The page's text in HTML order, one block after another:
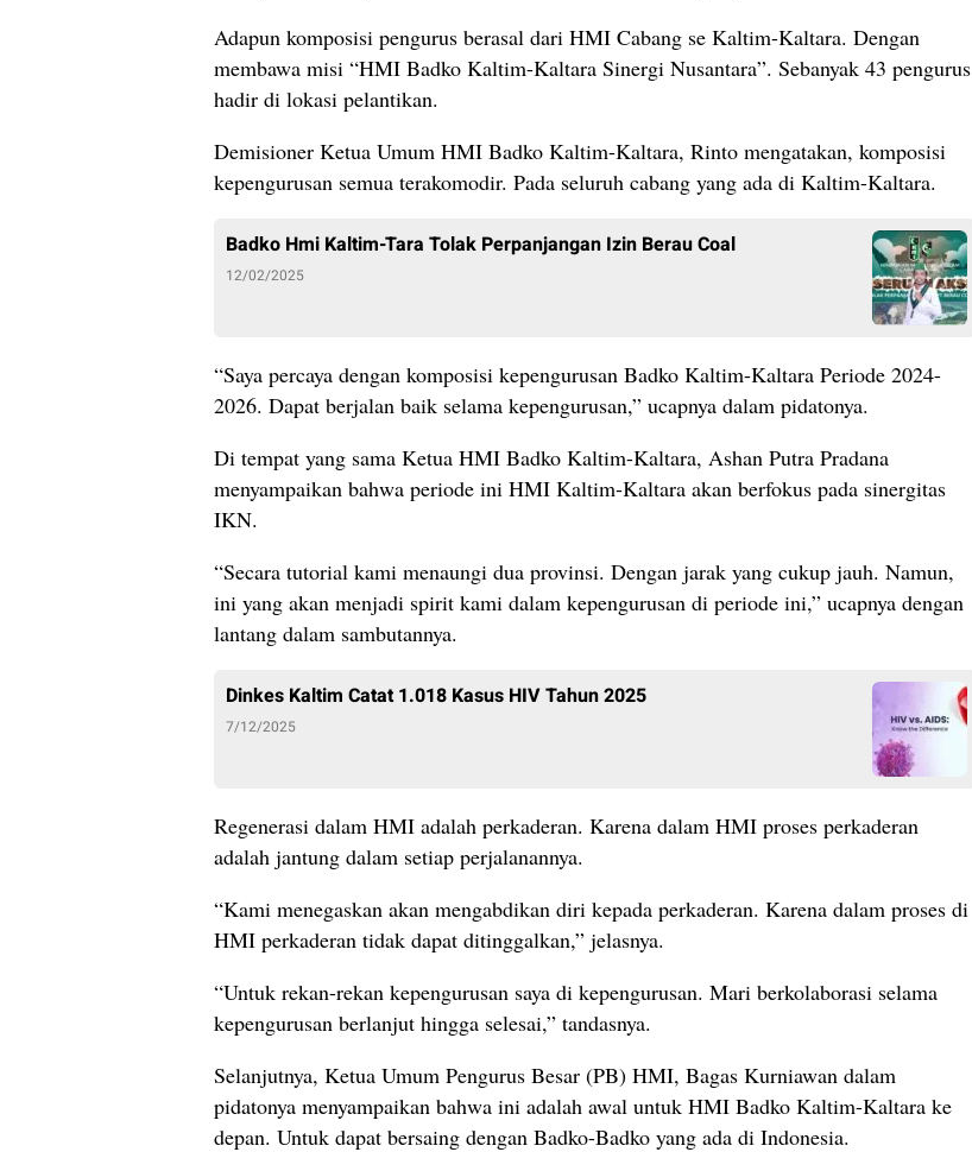
Adapun komposisi pengurus berasal dari HMI Cabang se Kaltim-Kaltara. Dengan
membawa misi “HMI Badko Kaltim-Kaltara Sinergi Nusantara”. Sebanyak 43 pengurus
hadir di lokasi pelantikan.
Demisioner Ketua Umum HMI Badko Kaltim-Kaltara, Rinto mengatakan, komposisi
kepengurusan semua terakomodir. Pada seluruh cabang yang ada di Kaltim-Kaltara.
Badko Hmi Kaltim-Tara Tolak Perpanjangan Izin Berau Coal
12/02/2025
“Saya percaya dengan komposisi kepengurusan Badko Kaltim-Kaltara Periode 2024-
2026. Dapat berjalan baik selama kepengurusan,” ucapnya dalam pidatonya.
Di tempat yang sama Ketua HMI Badko Kaltim-Kaltara, Ashan Putra Pradana
menyampaikan bahwa periode ini HMI Kaltim-Kaltara akan berfokus pada sinergitas
IKN.
“Secara tutorial kami menaungi dua provinsi. Dengan jarak yang cukup jauh. Namun,
ini yang akan menjadi spirit kami dalam kepengurusan di periode ini,” ucapnya dengan
lantang dalam sambutannya.
Dinkes Kaltim Catat 1.018 Kasus HIV Tahun 2025
7/12/2025
Regenerasi dalam HMI adalah perkaderan. Karena dalam HMI proses perkaderan
adalah jantung dalam setiap perjalanannya.
“Kami menegaskan akan mengabdikan diri kepada perkaderan. Karena dalam proses di
HMI perkaderan tidak dapat ditinggalkan,” jelasnya.
“Untuk rekan-rekan kepengurusan saya di kepengurusan. Mari berkolaborasi selama
kepengurusan berlanjut hingga selesai,” tandasnya.
Selanjutnya, Ketua Umum Pengurus Besar (PB) HMI, Bagas Kurniawan dalam
pidatonya menyampaikan bahwa ini adalah awal untuk HMI Badko Kaltim-Kaltara ke
depan. Untuk dapat bersaing dengan Badko-Badko yang ada di Indonesia.